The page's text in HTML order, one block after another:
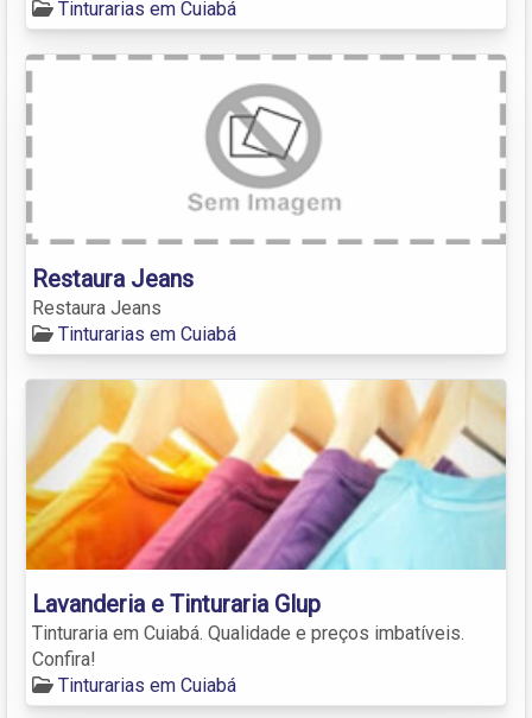
Tinturarias em Cuiabá
Restaura Jeans
Restaura Jeans
Tinturarias em Cuiabá
Lavanderia e Tinturaria Glup
Tinturaria em Cuiabá. Qualidade e preços imbatíveis.
Confira!
Tinturarias em Cuiabá